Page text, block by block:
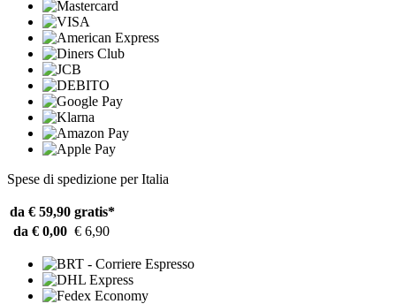
Spese di spedizione per Italia
da € 59,90 gratis*
da € 0,00 € 6,90